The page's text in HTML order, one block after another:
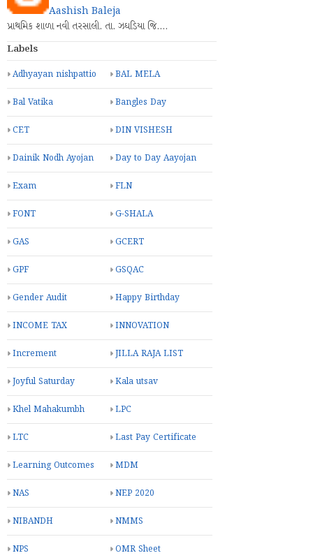
Aashish Baleja
પ્રાથમિક શાળા નવી તરસાલી. તા. ઝઘડિયા જિ.…
Labels
Adhyayan nishpattio BAL MELA
Bal Vatika Bangles Day
CET DIN VISHESH
Dainik Nodh Ayojan Day to Day Aayojan
Exam FLN
FONT G-SHALA
GAS GCERT
GPF GSQAC
Gender Audit Happy Birthday
INCOME TAX INNOVATION
Increment JILLA RAJA LIST
Joyful Saturday Kala utsav
Khel Mahakumbh LPC
LTC Last Pay Certificate
Learning Outcomes MDM
NAS NEP 2020
NIBANDH NMMS
NPS OMR Sheet